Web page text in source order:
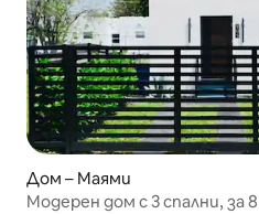
Дом – Маями
Модерен дом с 3 спални, за